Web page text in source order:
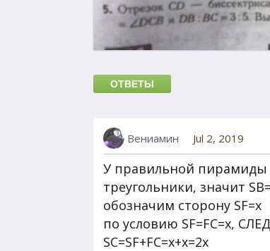
ОТВЕТЫ
Вениамин Jul 2, 2019
У правильной пирамиды
треугольники, значит
обозначим сторону SF=x
по условию SF=FC=x,
SC=SF+FC=x+x=2x